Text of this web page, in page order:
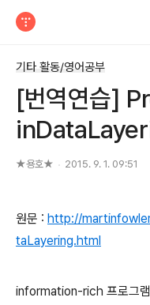
기타 활동/영어공부
[번역연습]
★용호★ 2015. 9. 1. 09:51
원문 : http://
taLayering.html
information-rich 프로그램